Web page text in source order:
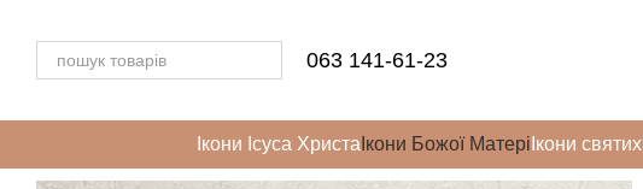
063 141-61-23
Ікони Ісуса Христа Ікони Божої Матері Ікони святих